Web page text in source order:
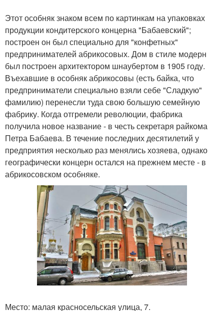
Этот особняк знаком всем по картинкам на упаковках
продукции кондитерского концерна "Бабаевский";
построен он был специально для "конфетных"
предпринимателей абрикосовых. Дом в стиле модерн
был построен архитектором шнаубертом в 1905 году.
Въехавшие в особняк абрикосовы (есть байка, что
предприниматели специально взяли себе "Сладкую"
фамилию) перенесли туда свою большую семейную
фабрику. Когда отгремели революции, фабрика
получила новое название - в честь секретаря райкома
Петра Бабаева. В течение последних десятилетий у
предприятия несколько раз менялись хозяева, однако
географически концерн остался на прежнем месте - в
абрикосовском особняке.
Место: малая красносельская улица, 7.